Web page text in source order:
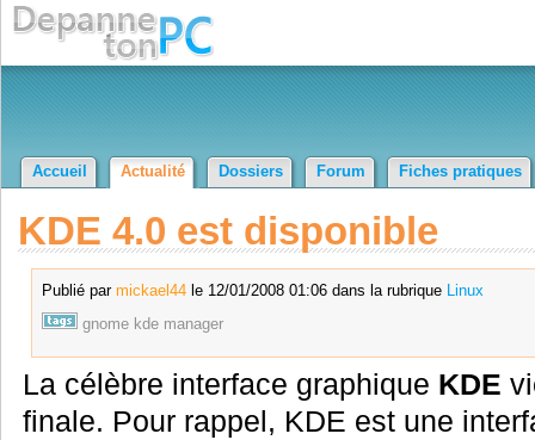
Accueil Actualité Dossiers Forum Fiches pratiques
KDE 4.0 est disponible
Publié par mickael44le 12/01/2008 01:06 dans la rubrique Linux
gnome kde manager
La célèbre interface graphique KDE
finale. Pour rappel, KDE est une